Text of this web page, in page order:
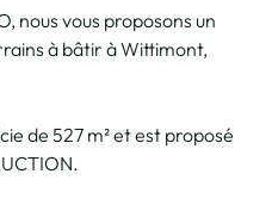
nous vous proposons un
à bâtir à Wittimont,
de 527 m² et est proposé